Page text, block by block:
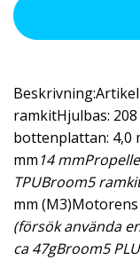
ramkitHjulbas:
bottenplattan: 4,0
mm 14
TPUBroom5
mm
(försök använda
ca 47gBroom5